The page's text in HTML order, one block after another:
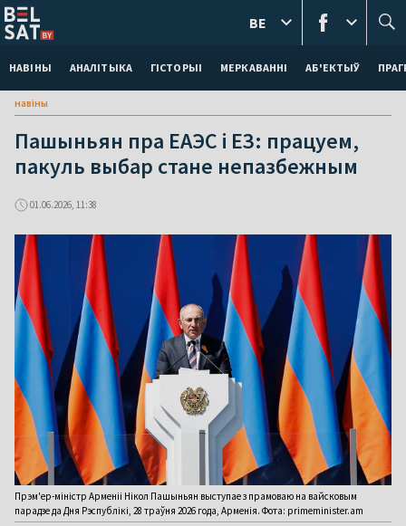
НАВІНЫ АНАЛІТЫКА ГІСТОРЫІ МЕРКАВАННI АБ'ЕКТЫЎ
BE
навіны
Пашыньян пра ЕАЭC і ЕЗ: працуем,
пакуль выбар стане непазбежным
01.06.2026, 11:38
Прэм'ер-міністр Арменіі Нікол Пашыньян выступае з прамоваю на вайсковым
парадзе да Дня Рэспублікі, 28 траўня 2026 года, Арменія. Фота: primeminister.am